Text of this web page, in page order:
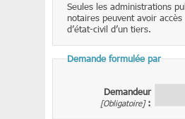
Seules les administrations
notaires peuvent avoir accès
d’état-civil d’un tiers.
Demande formulée par
Demandeur
[Obligatoire] :